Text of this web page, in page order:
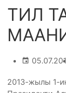
ТИЛ
2013-жылы 1-